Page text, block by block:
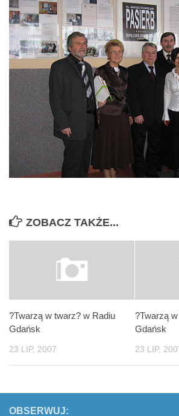
ZOBACZ TAKŻE...
?Twarzą w twarz? w Radiu
Gdańsk
23 LIP, 2007
?Twarzą
Gdańsk
23 LIP,
OBSERWUJ: